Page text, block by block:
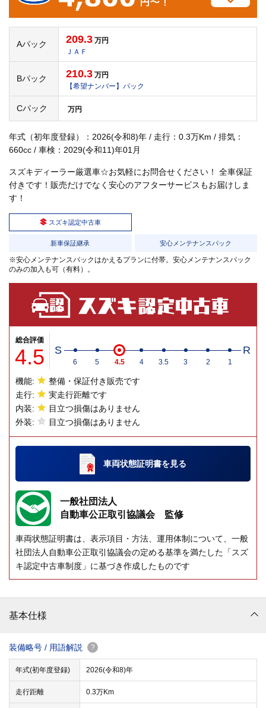
Aパック 209.3 万円
ＪＡＦ
Bパック 210.3 万円
【希望ナンバー】パック
Cパック 万円
年式（初年度登録）：2026(令和8)年 / 走行：0.3万Km / 排気：
660cc / 車検：2029(令和11)年01月
スズキディーラー厳選車☆お気軽にお問合せください！ 全車保証
付きです！販売だけでなく安心のアフターサービスもお届けしま
す！
スズキ認定中古車
新車保証継承 安心メンテナンスパック
※安心メンテナンスパックはかえるプランに付帯。安心メンテナンスパック
のみの加入も可（有料）。
総合評価
4.5 S R
6 5 4.5 4 3.5 3 2 1
機能:
整備・保証付き販売です
走行:
実走行距離です
内装:
目立つ損傷はありません
外装:
目立つ損傷はありません
車両状態証明書を見る
一般社団法人
自動車公正取引協議会 監修
車両状態証明書は、表示項目・方法、運用体制について、一般
社団法人自動車公正取引協議会の定める基準を満たした「スズ
キ認定中古車制度」に基づき作成したものです
基本仕様
装備略号 / 用語解説 ?
年式(初年度登録) 2026(令和8)年
走行距離 0.3万Km